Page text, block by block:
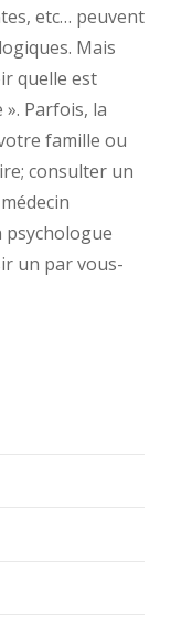
etc… peuvent
Mais
quelle est
Parfois, la
famille ou
consulter un
psychologue
un par vous-